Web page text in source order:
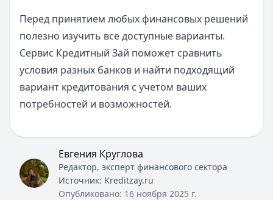
Перед принятием любых финансовых решений
полезно изучить все доступные варианты.
Сервис Кредитный Зай поможет сравнить
условия разных банков и найти подходящий
вариант кредитования с учетом ваших
потребностей и возможностей.
Евгения Круглова
Редактор, эксперт финансового сектора
Источник: Kreditzay.ru
Опубликовано: 16 ноября 2025 г.